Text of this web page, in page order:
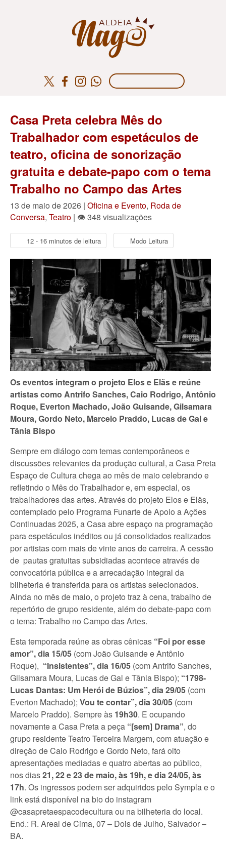
Casa Preta celebra Mês do
Trabalhador com espetáculos de
teatro, oficina de sonorização
gratuita e debate-papo com o tema
Trabalho no Campo das Artes
13 de maio de 2026 | Oficina e Evento, Roda de
Conversa, Teatro | 👁 348 visualizações
12 - 16 minutos de leitura Modo Leitura
Os eventos integram o projeto Elos e Elãs e reúne
artistas como Antrifo Sanches, Caio Rodrigo, Antônio
Roque, Everton Machado, João Guisande, Gilsamara
Moura, Gordo Neto, Marcelo Praddo, Lucas de Gal e
Tânia Bispo
Sempre em diálogo com temas contemporâneos e
discussões relevantes da produção cultural, a Casa Preta
Espaço de Cultura chega ao mês de maio celebrando e
refletindo o Mês do Trabalhador e, em especial, os
trabalhadores das artes. Através do projeto Elos e Elãs,
contemplado pelo Programa Funarte de Apoio a Ações
Continuadas 2025, a Casa abre espaço na programação
para espetáculos inéditos ou já consolidados realizados
por artistas com mais de vinte anos de carreira. A cessão
de pautas gratuitas subsidiadas acontece através de
convocatória pública e a arrecadação integral da
bilheteria é transferida para os artistas selecionados.
Ainda no mês de maio, o projeto traz à cena, trabalho de
repertório de grupo residente, além do debate-papo com
o tema: Trabalho no Campo das Artes.
Esta temporada reúne as obras cênicas “Foi por esse
amor”, dia 15/05 (com João Guisande e Antônio
Roque), “Insistentes”, dia 16/05 (com Antrifo Sanches,
Gilsamara Moura, Lucas de Gal e Tânia Bispo); “1798-
Lucas Dantas: Um Herói de Búzios”, dia 29/05 (com
Everton Machado); Vou te contar”, dia 30/05 (com
Marcelo Praddo). Sempre às 19h30. E ocupando
novamente a Casa Preta a peça “[sem] Drama”, do
grupo residente Teatro Terceira Margem, com atuação e
direção de Caio Rodrigo e Gordo Neto, fará oito
apresentações mediadas e quatro abertas ao público,
nos dias21, 22 e 23 de maio, às 19h, e dia 24/05, às
17h. Os ingressos podem ser adquiridos pelo Sympla e o
link está disponível na bio do instagram
@casapretaespacodecultura ou na bilheteria do local.
End.: R. Areal de Cima, 07 – Dois de Julho, Salvador –
BA.